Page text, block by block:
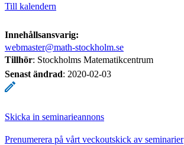
Till kalendern
Innehållsansvarig:
webmaster@math-stockholm.se
Tillhör: Stockholms Matematikcentrum
Senast ändrad: 2020-02-03
Skicka in seminarieannons
Prenumerera på vårt veckoutskick av seminarier